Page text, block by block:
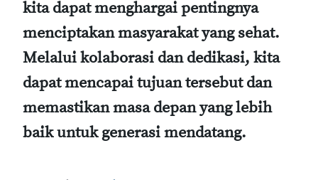
kita dapat menghargai pentingnya
menciptakan masyarakat yang sehat.
Melalui kolaborasi dan dedikasi, kita
dapat mencapai tujuan tersebut dan
memastikan masa depan yang lebih
baik untuk generasi mendatang.